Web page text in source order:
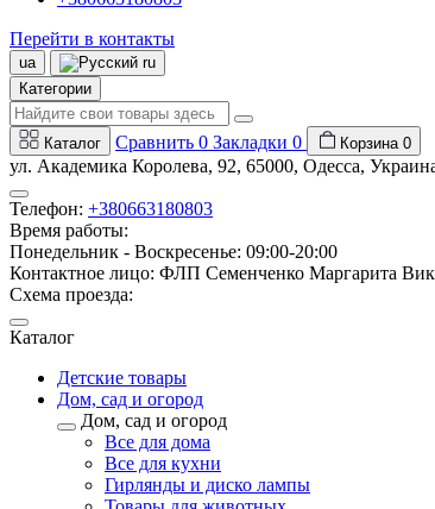
Перейти в контакты
ua
ru
Категории
Каталог Сравнить 0 Закладки 0 Корзина 0
ул. Академика Королева, 92, 65000, Одесса,
Телефон: +380663180803
Время работы:
Понедельник - Воскресенье: 09:00-20:00
Контактное лицо: ФЛП Семенченко Маргарита
Схема проезда:
Каталог
Детские товары
Дом, сад и огород
Дом, сад и огород
Все для дома
Все для кухни
Гирлянды и диско лампы